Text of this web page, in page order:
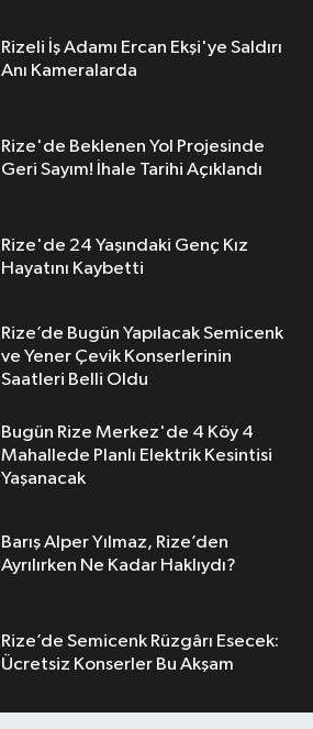
Rizeli İş Adamı Ercan Ekşi'ye Saldırı
Anı Kameralarda
Rize'de Beklenen Yol Projesinde
Geri Sayım! İhale Tarihi Açıklandı
Rize'de 24 Yaşındaki Genç Kız
Hayatını Kaybetti
Rize’de Bugün Yapılacak Semicenk
ve Yener Çevik Konserlerinin
Saatleri Belli Oldu
Bugün Rize Merkez'de 4 Köy 4
Mahallede Planlı Elektrik Kesintisi
Yaşanacak
Barış Alper Yılmaz, Rize’den
Ayrılırken Ne Kadar Haklıydı?
Rize’de Semicenk Rüzgârı Esecek:
Ücretsiz Konserler Bu Akşam